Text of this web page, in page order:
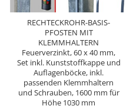
RECHTECKROHR-BASIS-
PFOSTEN MIT
KLEMMHALTERN
Feuerverzinkt, 60 x 40 mm,
Set inkl. Kunststoffkappe und
Auflagenböcke, inkl.
passenden Klemmhaltern
und Schrauben, 1600 mm für
Höhe 1030 mm